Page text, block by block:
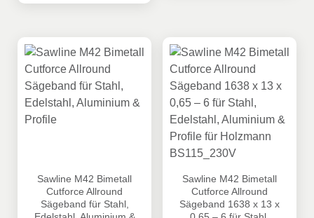
Sawline M42 Bimetall
Cutforce Allround
Sägeband für Stahl,
Sawline M42 Bimetall
Cutforce Allround
Sägeband 1638 x 13 x